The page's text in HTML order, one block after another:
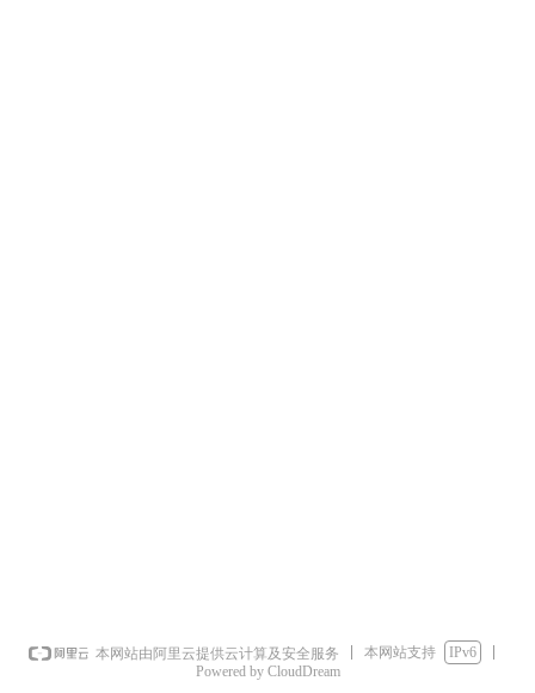
本网站由阿里云提供云计算及安全服务 本网站支持
IPv6
Powered by CloudDream